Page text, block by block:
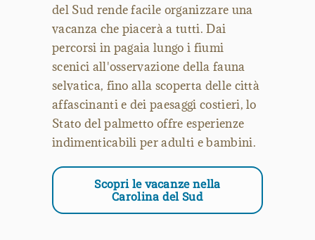
del Sud rende facile organizzare una
vacanza che piacerà a tutti. Dai
percorsi in pagaia lungo i fiumi
scenici all'osservazione della fauna
selvatica, fino alla scoperta delle città
affascinanti e dei paesaggi costieri, lo
Stato del palmetto offre esperienze
indimenticabili per adulti e bambini.
Scopri le vacanze nella
Carolina del Sud